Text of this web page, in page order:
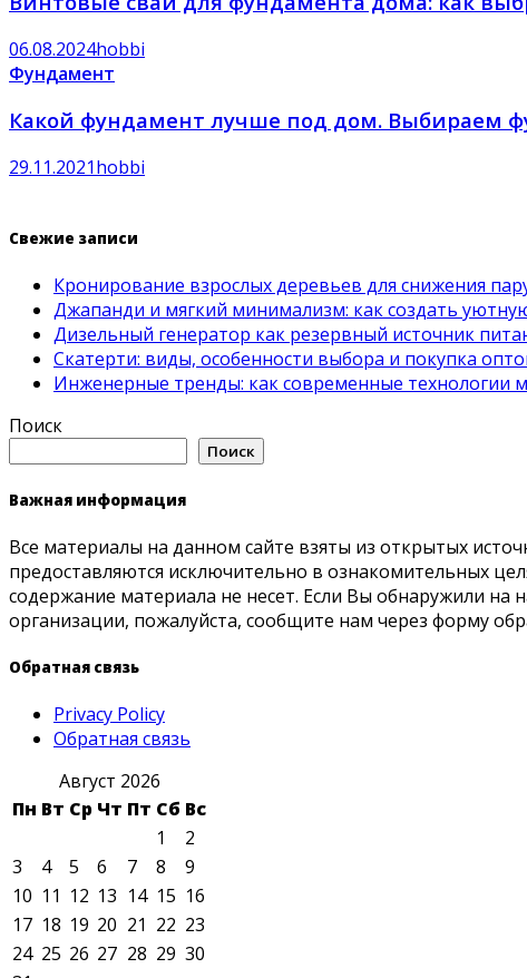
06.08.2024hobbi
Фундамент
Какой фундамент лучше под дом. Выбираем
29.11.2021hobbi
Свежие записи
Кронирование взрослых деревьев для снижения
Джапанди и мягкий минимализм: как создать
Дизельный генератор как резервный источник
Скатерти: виды, особенности выбора и покупка
Инженерные тренды: как современные технологии
Поиск
Поиск
Важная информация
Все материалы на данном сайте взяты из открытых
предоставляются исключительно в ознакомительных
содержание материала не несет. Если Вы обнаружили
организации, пожалуйста, сообщите нам через форму
Обратная связь
Privacy Policy
Обратная связь
Август 2026
Пн Вт Ср Чт Пт Сб Вс
1
2
3
4 5 6 7 8
9
10 11 12 13 14 15 16
17 18 19 20 21 22 23
24 25 26 27 28 29 30